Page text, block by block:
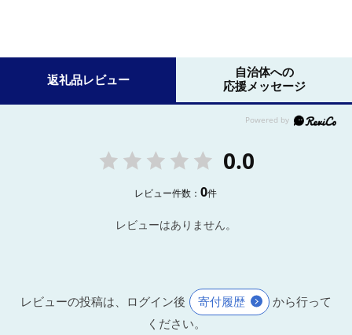
返礼品レビュー
自治体への
応援メッセージ
0.0
レビュー件数：0件
レビューはありません。
レビューの投稿は、ログイン後 寄付履歴
から行って
ください。